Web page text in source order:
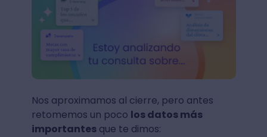
Nos aproximamos al cierre, pero antes
retomemos un poco los datos más
importantesque te dimos: